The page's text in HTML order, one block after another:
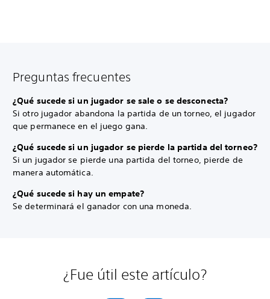
Preguntas frecuentes
¿Qué sucede si un jugador se sale o se desconecta?
Si otro jugador abandona la partida de un torneo, el jugador
que permanece en el juego gana.
¿Qué sucede si un jugador se pierde la partida del torneo?
Si un jugador se pierde una partida del torneo, pierde de
manera automática.
¿Qué sucede si hay un empate?
Se determinará el ganador con una moneda.
¿Fue útil este artículo?